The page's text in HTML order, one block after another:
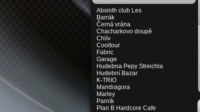
Absinth club Les
Barrák
Černá vrána
Chacharkovo doupě
Chlív
Cooltour
Fabric
Garage
Hudebna Pepy Streichla
Hudební Bazar
K-TRIO
Mandragora
Marley
Parník
Plan B Hardcore Cafe